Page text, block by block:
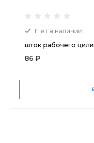
Нет в наличии
шток рабочего
86 ₽